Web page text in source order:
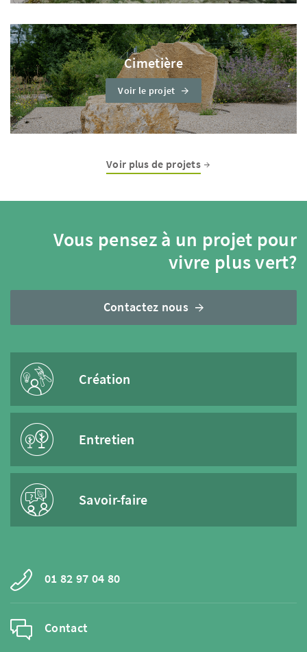
Cimetière
Voir le projet
Voir plus de projets
Vous pensez à un projet pour
vivre plus vert?
Contactez nous
Création
Entretien
Savoir-faire
01 82 97 04 80
Contact